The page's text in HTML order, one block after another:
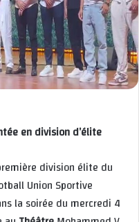
en division d’élite
division élite du
Union Sportive
la soirée du mercredi 4